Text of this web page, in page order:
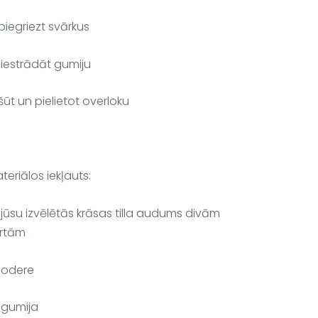
svārkus
iestrādāt gumiju
un pielietot overloku
iekļauts:
jūsu izvēlētās krāsas tilla audums divām
odere
gumija